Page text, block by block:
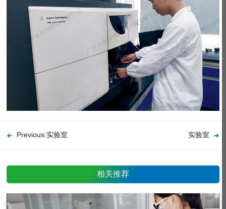
Previous:实验室 实验室
相关推荐